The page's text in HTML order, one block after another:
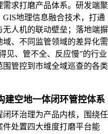
求打磨产品体系。研发端聚
GIS地理信息融合技术，打通
人机的联动壁垒；落地端摒
、不同监管领域的差异化需
见、管不全、反应慢”的行业
管控到市域全域巡查的各类
建空地一体闭环管控体系
环治理为产品内核，围绕任
处置四大维度打磨平台能